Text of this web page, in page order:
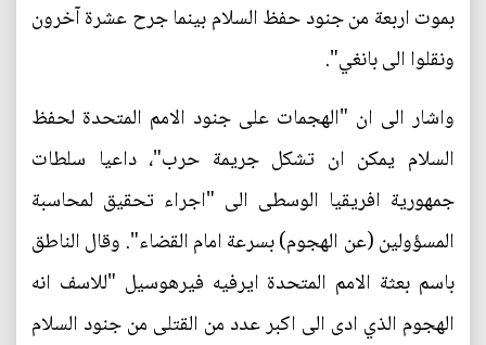
بموت اربعة من جنود حفظ السلام بينما جرح عشرة آخرون
ونقلوا الى بانغي".
واشار الى ان "الهجمات على جنود الامم المتحدة لحفظ
السلام يمكن ان تشكل جريمة حرب"، داعيا سلطات
جمهورية افريقيا الوسطى الى "اجراء تحقيق لمحاسبة
المسؤولين (عن الهجوم) بسرعة امام القضاء". وقال الناطق
باسم بعثة الامم المتحدة ايرفيه فيرهوسيل "للاسف انه
الهجوم الذي ادى الى اكبر عدد من القتلى من جنود السلام